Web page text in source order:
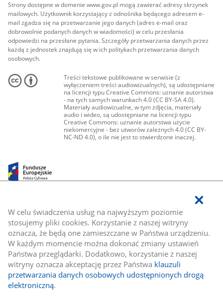
W celu świadczenia usług na najwyższym poziomie
stosujemy pliki cookies. Korzystanie z naszej witryny
oznacza, że będą one zamieszczane w Państwa urządzeniu.
W każdym momencie można dokonać zmiany ustawień
Państwa przeglądarki. Dodatkowo, korzystanie z naszej
witryny oznacza akceptację przez Państwa klauzuli
przetwarzania danych osobowych udostępnionych drogą
elektroniczną.
Strony dostępne w domenie www.gov.pl mogą zawierać adresy skrzynek
mailowych. Użytkownik korzystający z odnośnika będącego adresem e-
mail zgadza się na przetwarzanie jego danych (adres e-mail oraz
dobrowolnie podanych danych w wiadomości) w celu przesłania
odpowiedzi na przesłane pytania. Szczegóły przetwarzania danych przez
każdą z jednostek znajdują się w ich politykach przetwarzania danych
osobowych.
Treści tekstowe publikowane w serwisie (z
wyłączeniem treści audiowizualnych), są udostępniane
na licencji typu Creative Commons: uznanie autorstwa
- na tych samych warunkach 4.0 (CC BY-SA 4.0).
Materiały audiowizualne, w tym zdjęcia, materiały
audio i wideo, są udostępniane na licencji typu
Creative Commons: uznanie autorstwa użycie
niekomercyjne - bez utworów zależnych 4.0 (CC BY-
NC-ND 4.0), o ile nie jest to stwierdzone inaczej.